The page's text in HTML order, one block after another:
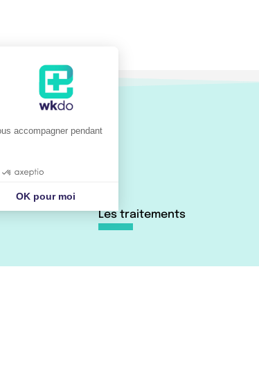
Les traitements